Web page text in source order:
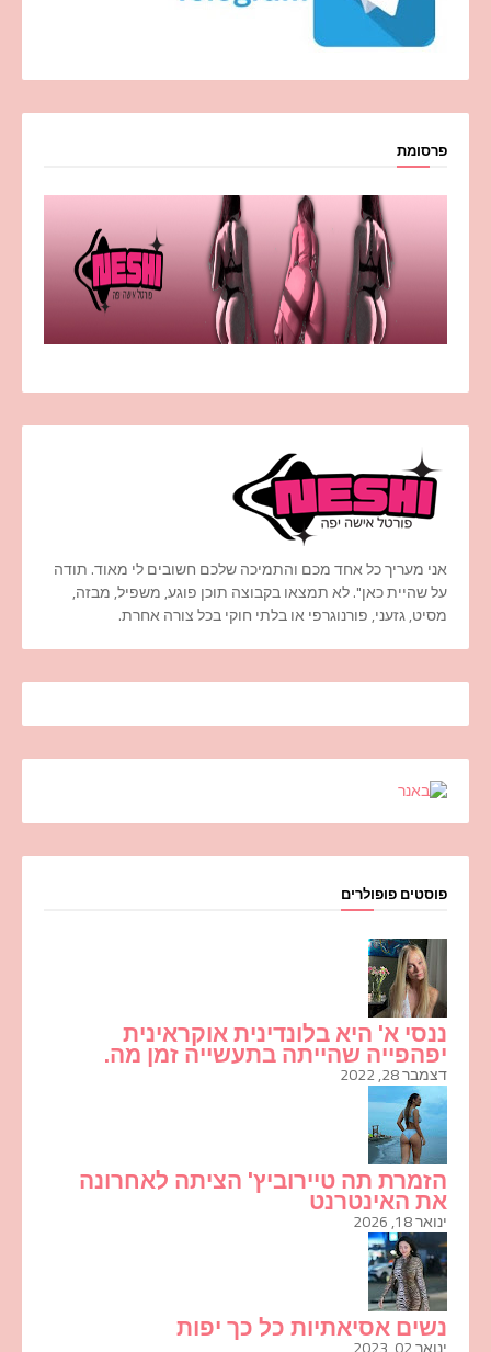
פרסומת
אני מעריך כל אחד מכם והתמיכה שלכם חשובים לי מאוד. תודה
על שהיית כאן". לא תמצאו בקבוצה תוכן פוגע, משפיל, מבזה,
מסיט, גזעני, פורנוגרפי או בלתי חוקי בכל צורה אחרת.
פוסטים פופולרים
ננסי א' היא בלונדינית אוקראינית
יפהפייה שהייתה בתעשייה זמן מה.
דצמבר 28, 2022
הזמרת תה טיירוביץ' הציתה לאחרונה
את האינטרנט
ינואר 18, 2026
נשים אסיאתיות כל כך יפות